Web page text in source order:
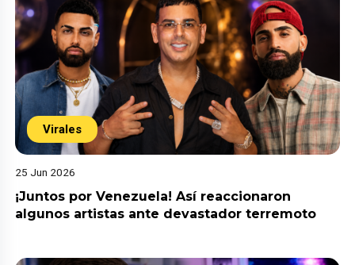
Virales
25 Jun 2026
¡Juntos por Venezuela! Así reaccionaron
algunos artistas ante devastador terremoto